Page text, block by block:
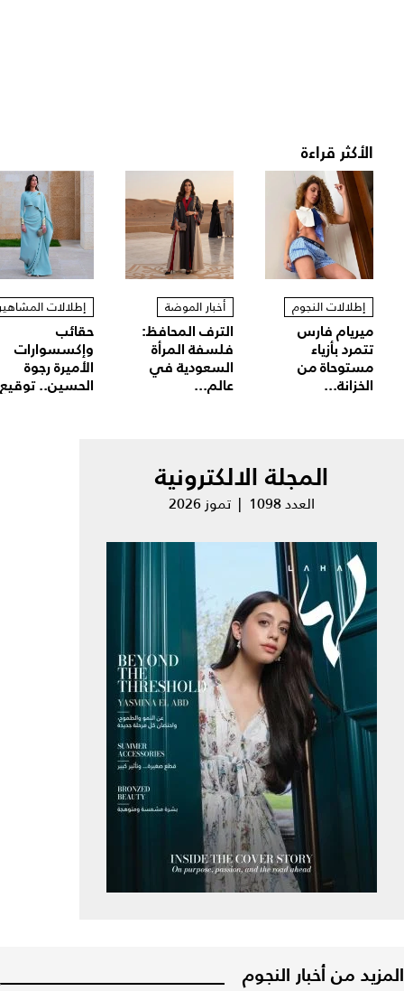
الأكثر قراءة
إطلالات النجوم
ميريام فارس
تتمرد بأزياء
مستوحاة من
الخزانة...
أخبار الموضة
الترف المحافظ:
فلسفة المرأة
السعودية في
عالم...
إطلالات
حقائب
وإكسسوارات
الأميرة رجوة
الحسين..
المجلة الالكترونية
العدد 1098 | تموز 2026
المزيد من أخبار النجوم